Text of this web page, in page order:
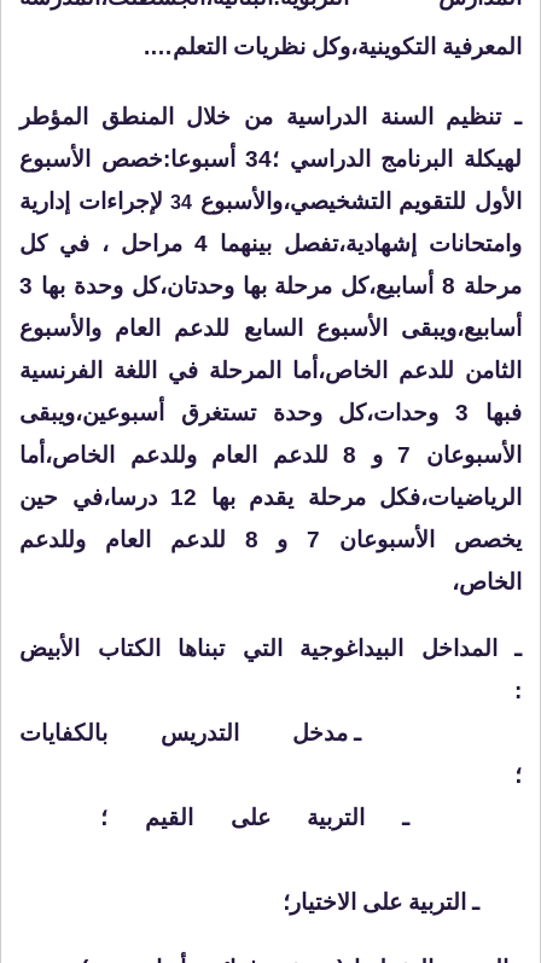
المعرفية التكوينية،وكل نظريات التعلم….
ـ تنظيم السنة الدراسية من خلال المنطق المؤطر
لهيكلة البرنامج الدراسي ؛34 أسبوعا:خصص الأسبوع
الأول للتقويم التشخيصي،والأسبوع 34لإجراءات إدارية
وامتحانات إشهادية،تفصل بينهما 4 مراحل ، في كل
مرحلة 8 أسابيع،كل مرحلة بها وحدتان،كل وحدة بها 3
أسابيع،ويبقى الأسبوع السابع للدعم العام والأسبوع
الثامن للدعم الخاص،أما المرحلة في اللغة الفرنسية
فبها 3 وحدات،كل وحدة تستغرق أسبوعين،ويبقى
الأسبوعان 7 و 8 للدعم العام وللدعم الخاص،أما
الرياضيات،فكل مرحلة يقدم بها 12 درسا،في حين
يخصص الأسبوعان 7 و 8 للدعم العام وللدعم
الخاص،
ـ المداخل البيداغوجية التي تبناها الكتاب الأبيض
:
ـ مدخل التدريس بالكفايات
؛
ـ التربية على القيم ؛
ـ التربية على الاختيار؛